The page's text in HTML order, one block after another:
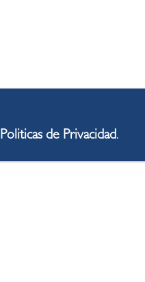
Politicas de Privacidad.